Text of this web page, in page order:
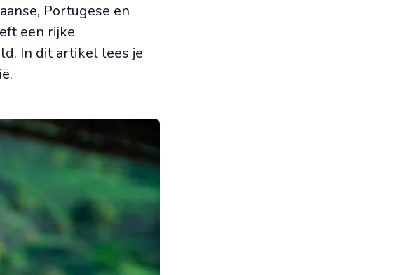
Portugese en
een rijke
In dit artikel lees je